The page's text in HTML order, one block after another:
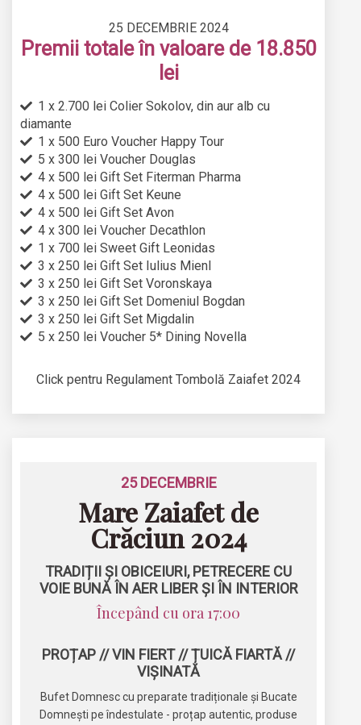
25 DECEMBRIE 2024
Premii totale în valoare de 18.850
lei
1 x 2.700 lei Colier Sokolov, din aur alb cu
diamante
1 x 500 Euro Voucher Happy Tour
5 x 300 lei Voucher Douglas
4 x 500 lei Gift Set Fiterman Pharma
4 x 500 lei Gift Set Keune
4 x 500 lei Gift Set Avon
4 x 300 lei Voucher Decathlon
1 x 700 lei Sweet Gift Leonidas
3 x 250 lei Gift Set Iulius Mienl
3 x 250 lei Gift Set Voronskaya
3 x 250 lei Gift Set Domeniul Bogdan
3 x 250 lei Gift Set Migdalin
5 x 250 lei Voucher 5* Dining Novella
Click pentru Regulament Tombolă Zaiafet 2024
25 DECEMBRIE
Mare Zaiafet de
Crăciun 2024
TRADIȚII ȘI OBICEIURI, PETRECERE CU
VOIE BUNĂ ÎN AER LIBER ȘI ÎN INTERIOR
Începând cu ora 17:00
PROȚAP // VIN FIERT // ȚUICĂ FIARTĂ //
VIȘINATĂ
Bufet Domnesc cu preparate tradiționale și Bucate
Domnești pe îndestulate - proțap autentic, produse